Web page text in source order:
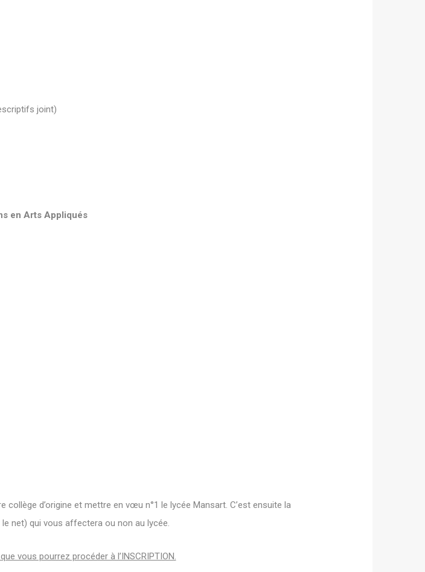
joint)
en Arts Appliqués
collège d’origine et mettre en vœu n°1 le lycée Mansart. C’est ensuite la
net) qui vous affectera ou non au lycée.
vous pourrez procéder à l’INSCRIPTION.